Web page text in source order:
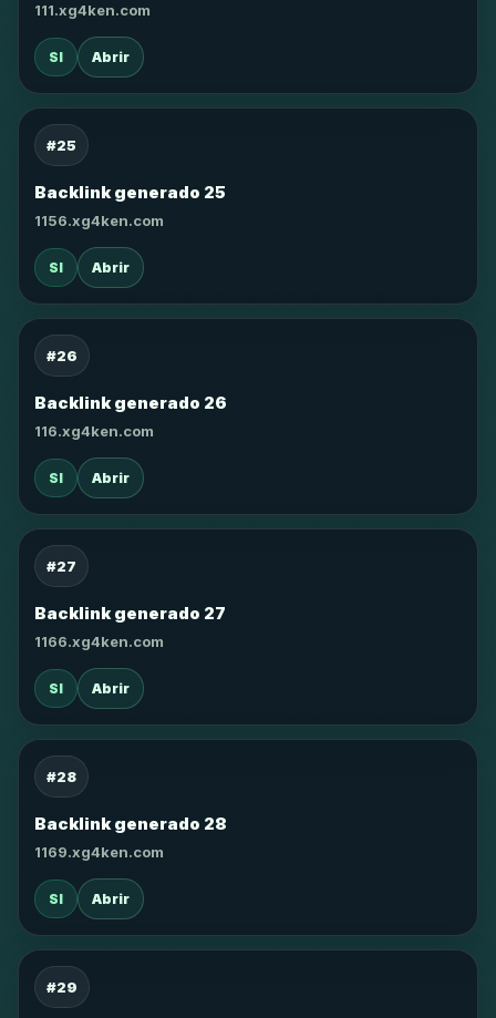
111.xg4ken.com
SI Abrir
#25
Backlink generado 25
1156.xg4ken.com
SI Abrir
#26
Backlink generado 26
116.xg4ken.com
SI Abrir
#27
Backlink generado 27
1166.xg4ken.com
SI Abrir
#28
Backlink generado 28
1169.xg4ken.com
SI Abrir
#29